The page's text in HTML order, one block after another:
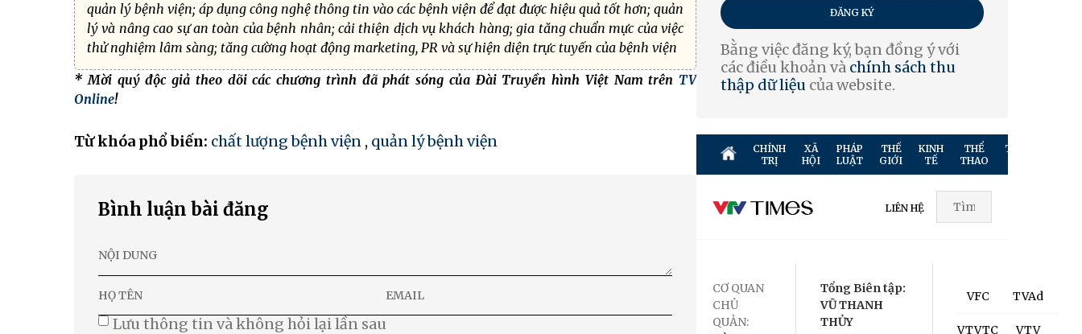
quản lý bệnh viện; áp dụng công nghệ thông tin vào các bệnh viện để đạt được hiệu quả tốt hơn; quản
lý và nâng cao sự an toàn của bệnh nhân; cải thiện dịch vụ khách hàng; gia tăng chuẩn mực của việc
thử nghiệm lâm sàng; tăng cường hoạt động marketing, PR và sự hiện diện trực tuyến của bệnh viện
* Mời quý độc giả theo dõi các chương trình đã phát sóng của Đài Truyền hình Việt Nam trên TV
Online!
Từ khóa phổ biến: chất lượng bệnh viện , quản lý bệnh viện
Bình luận bài đăng
Lưu thông tin và không hỏi lại lần sau
ĐĂNG KÝ
Bằng việc đăng ký, bạn đồng ý với
các điều khoản và chính sách thu
thập dữ liệu của website.
CHÍNH
TRỊ
XÃ
HỘI
PHÁP
LUẬT
THẾ
GIỚI
KINH
TẾ
THỂ
THAO
TRUYỀN
LIÊN HỆ
CƠ QUAN
CHỦ
QUẢN:
Tổng Biên tập:
VŨ THANH
THỦY
VFC
VTVTC
TVAd
VTV